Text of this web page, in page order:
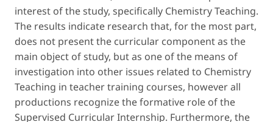
interest of the study, specifically Chemistry Teaching.
The results indicate research that, for the most part,
does not present the curricular component as the
main object of study, but as one of the means of
investigation into other issues related to Chemistry
Teaching in teacher training courses, however all
productions recognize the formative role of the
Supervised Curricular Internship. Furthermore, the